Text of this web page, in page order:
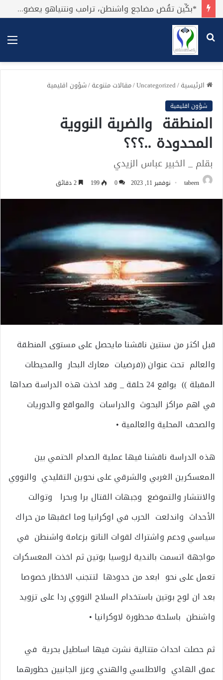
*بكِّين تقُض مضاجع واشنطن، ترامب ونتنياهو يعضون على أصابِعهُم وليس بيدهم حيلَة!.*
بحث
عن
الرئيسية/
Uncategorized
/مقالات متنوعة/شؤون اقليمية
شؤون اقليمية
المنطقة والضربة النووية
المحدودة ..؟؟؟
بقلم _ الخبير عباس الزيدي
tabeen نوفمبر 11, 2023 0
199
قبل اكثر من سنتين ناقشنا مايحصل على مستوى المنطقة
والعالم تحت عنوان ((فرضيات معارك البحار والمحيطات
المقبلة )) بواقع 24 حلقة _ وقد اخذت هذه الدراسة صداها
في اهم مراكز البحوث والدراسات والمواقع والدوريات
والصحف المحلية والعالمية •
هذه الدراسة ناقشنا فيها عملية الصدام الحتمي بين
المعسكرين الغربي والشرقي على نحوين التقليدي والنووي
والانتشار والتموضع وجبهات القتال برا وبحرا وتوالت
الأحداث واندلعت الحرب في اوكرانيا وما اعقبها من حراك
سياسي ودعم واشتراك لقوات الناتو بزعامة واشنطن في
مواجهة اتسمت بالندية لروسيا بوتين ثم اخذت المعسكرات
تعمل على نحو ابعد من حدودها لتتجنب الاخطار خصوصا
بعد ان لوح بوتين باستخدام السلاح النووي ردا على تزويد
واشنطن باسلحة محظورة لاوكرانيا •
ثم حصلت احداث متتالية نشرت فيها اساطيل بحرية في
عمق الهادي والاطلسي والهندي وعزز الجانبين حظورهما